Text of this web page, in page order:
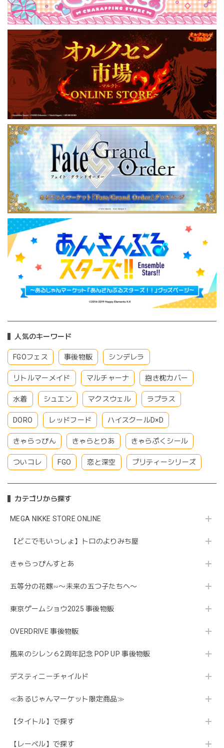
人気のキーワード
FGOフェス 事後物販 シンデレラ
リトルマーメイド マルチャーナ 抱き枕カバー
水着 シュエン マクスウェル ラプラス
DORO レッドフード ハイスクールD×D
きゃらっぴん きゃらとりあ きゃらぷくシール
ついコレ FGO 恋と深空 プリティーシリーズ
カテゴリから探す
MEGA NIKKE STORE ONLINE
【どこでもいっしょ】トロのよりみち屋
きゃらっぴんすとあ
五等分の花嫁∽〜未来の五つ子たちへ〜
東京ゲームショウ2025 事後物販
OVERDRIVE 事後物販
風来のシレン６2周年記念 POP UP 事後物販
デスティニーチャイルド
≪あるじゃんマーケット限定商品≫
【タイトル】で探す
【レーベル】で探す